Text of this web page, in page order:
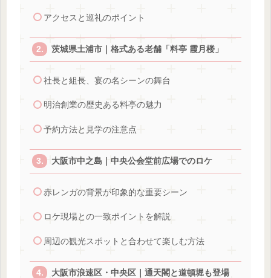
アクセスと巡礼のポイント
茨城県土浦市｜格式ある老舗「料亭 霞月楼」
社長と組長、宴の名シーンの舞台
明治創業の歴史ある料亭の魅力
予約方法と見学の注意点
大阪市中之島｜中央公会堂前広場でのロケ
赤レンガの背景が印象的な重要シーン
ロケ現場との一致ポイントを解説
周辺の観光スポットと合わせて楽しむ方法
大阪市浪速区・中央区｜通天閣と道頓堀も登場